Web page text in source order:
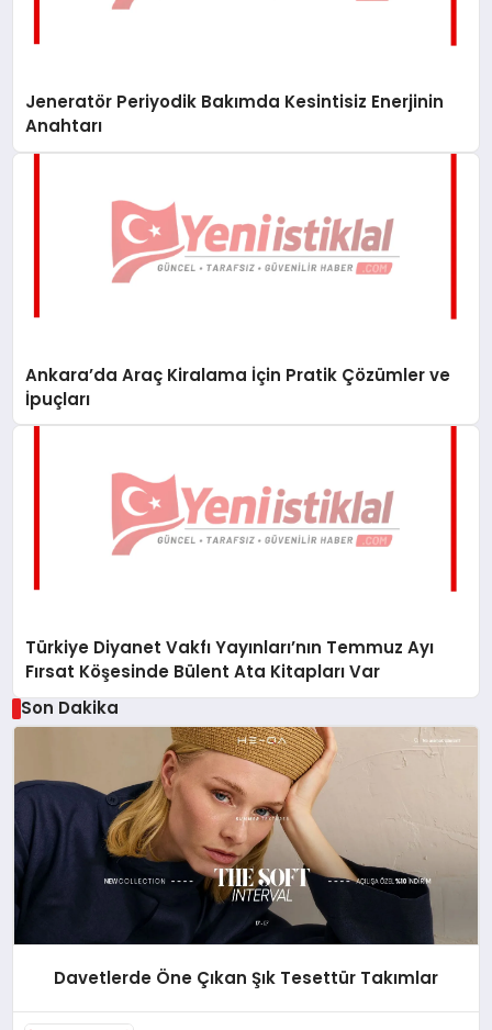
Jeneratör Periyodik Bakımda Kesintisiz Enerjinin
Anahtarı
Ankara’da Araç Kiralama İçin Pratik Çözümler ve
İpuçları
Türkiye Diyanet Vakfı Yayınları’nın Temmuz Ayı
Fırsat Köşesinde Bülent Ata Kitapları Var
Son Dakika
Davetlerde Öne Çıkan Şık Tesettür Takımlar